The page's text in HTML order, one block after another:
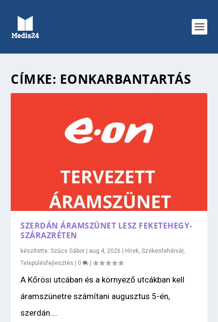
CÍMKE: EONKARBANTARTÁS
SZERDÁN ÁRAMSZÜNET LESZ FEKETEHEGY-
SZÁRAZRÉTEN
készítette:Szűcs Gábor | aug 4, 2026 | Hírek ,Székesfehérvár,
Településfejlesztés | 0 |
A Kőrösi utcában és a környező utcákban kell
áramszünetre számítani augusztus 5-én,
szerdán....